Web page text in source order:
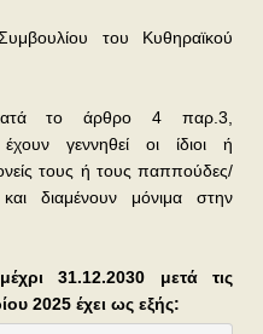
του Κυθηραϊκού
κατά το άρθρο 4 παρ.3,
γεννηθεί οι ίδιοι ή
τους ή τους παππούδες/
διαμένουν μόνιμα στην
31.12.2030 μετά τις
2025 έχει ως εξής: